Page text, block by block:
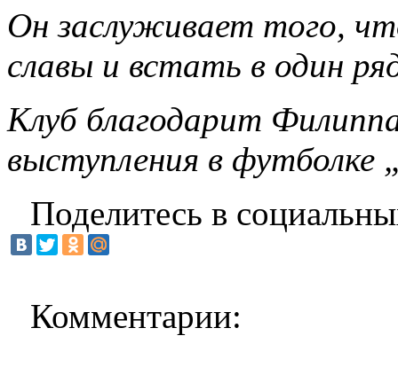
Он заслуживает того,
славы и встать в один
Клуб благодарит
выступления в футболке
Поделитесь в
Комментарии: